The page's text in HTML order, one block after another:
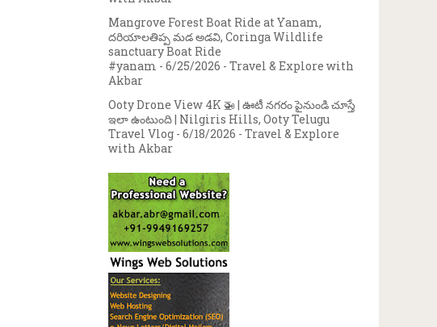
Mangrove Forest Boat Ride at Yanam,
దరియాలతిప్ప మడ అడవి, Coringa Wildlife
sanctuary Boat Ride
#yanam - 6/25/2026 - Travel & Explore with
Akbar
Ooty Drone View 4K 🚁 | ఊటీ నగరం పైనుండి చూస్తే
ఇలా ఉంటుంది | Nilgiris Hills, Ooty Telugu
Travel Vlog - 6/18/2026 - Travel & Explore
with Akbar